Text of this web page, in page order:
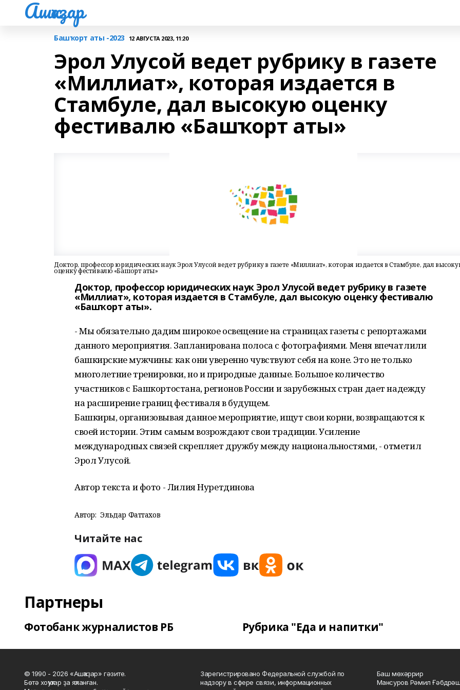
Ашҡаҙар
Башҡорт аты -2023 12 АВГУСТА 2023, 11:20
Эрол Улусой ведет рубрику в газете
«Миллиат», которая издается в
Стамбуле, дал высокую оценку
фестивалю «Башҡорт аты»
Доктор, профессор юридических наук Эрол Улусой ведет рубрику в газете «Миллиат», которая издается в Стамбуле, дал
оценку фестивалю «Башҡорт аты»
Доктор, профессор юридических наук Эрол Улусой ведет рубрику в газете
«Миллиат», которая издается в Стамбуле, дал высокую оценку фестивалю
«Башҡорт аты».
- Мы обязательно дадим широкое освещение на страницах газеты с репортажами
данного мероприятия. Запланирована полоса с фотографиями. Меня впечатлили
башкирские мужчины: как они уверенно чувствуют себя на коне. Это не только
многолетние тренировки, но и природные данные. Большое количество
участников с Башкортостана, регионов России и зарубежных стран дает надежду
на расширение границ фестиваля в будущем.
Башкиры, организовывая данное мероприятие, ищут свои корни, возвращаются к
своей истории. Этим самым возрождают свои традиции. Усиление
международных связей скрепляет дружбу между национальностями, - отметил
Эрол Улусой.
Автор текста и фото - Лилия Нуретдинова
Автор: Эльдар Фаттахов
Читайте нас
Партнеры
Фотобанк журналистов РБ Рубрика "Еда и напитки"
© 1990 - 2026 «Ашҡаҙар» гәзите.
Бөтә хоҡуҡтар ҙа яҡланған.
Зарегистрировано Федеральной службой по
надзору в сфере связи, информационных
Баш мөхәррир
Мансуров Рәмил